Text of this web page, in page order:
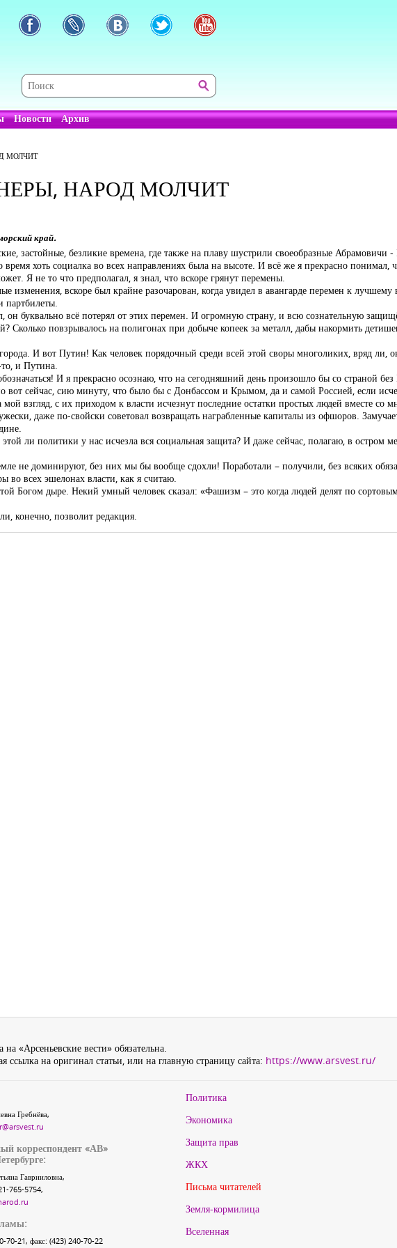
Новости Архив
МОЛЧИТ
НАРОД МОЛЧИТ
край.
застойные, безликие времена, где также на плаву шустрили своеобразные Абрамовичи -
хоть социалка во всех направлениях была на высоте. И всё же я прекрасно понимал,
Я не то что предполагал, я знал, что вскоре грянут перемены.
вскоре был крайне разочарован, когда увидел в авангарде перемен к лучшему
партбилеты.
буквально всё потерял от этих перемен. И огромную страну, и всю сознательную
повзрывалось на полигонах при добыче копеек за металл, дабы накормить
И вот Путин! Как человек порядочный среди всей этой своры многоликих, вряд ли,
и Путина.
И я прекрасно осознаю, что на сегодняшний день произошло бы со страной
вот сейчас, сию минуту, что было бы с Донбассом и Крымом, да и самой Россией, если
взгляд, с их приходом к власти исчезнут последние остатки простых людей вместе со
даже по-свойски советовал возвращать награбленные капиталы из офшоров.
ли политики у нас исчезла вся социальная защита? И даже сейчас, полагаю, в остром
не доминируют, без них мы бы вообще сдохли! Поработали – получили, без всяких
во всех эшелонах власти, как я считаю.
Богом дыре. Некий умный человек сказал: «Фашизм – это когда людей делят по
конечно, позволит редакция.
«Арсеньевские вести» обязательна.
на оригинал статьи, или на главную страницу сайта: https://www.arsvest.ru/
Гребнёва,
корреспондент «АВ»
Гаврииловна,
765-5754,
70-21, факс: (423) 240-70-22
Политика
Экономика
Защита прав
ЖКХ
Письма читателей
Земля-кормилица
Вселенная